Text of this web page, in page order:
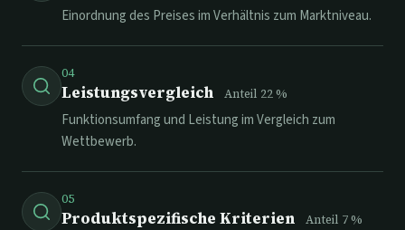
Einordnung des Preises im Verhältnis zum Marktniveau.
04
Leistungsvergleich Anteil 22%
Funktionsumfang und Leistung im Vergleich zum
Wettbewerb.
05
Produktspezifische Kriterien Anteil 7%